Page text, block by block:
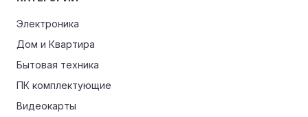
Электроника
Дом и Квартира
Бытовая техника
ПК комплектующие
Видеокарты